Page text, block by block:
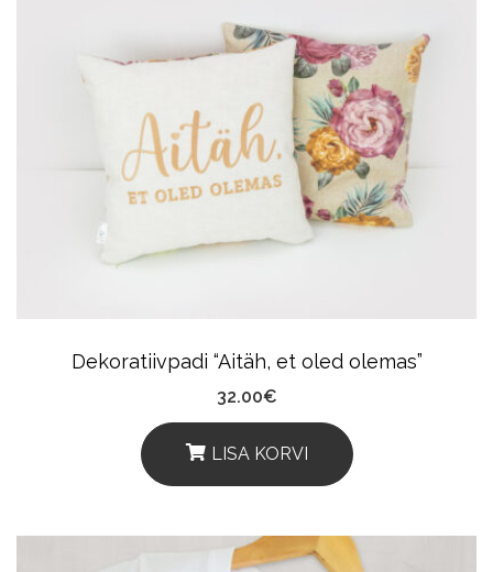
Multiple
Variants.
The
Options
May
Chosen
Product
Dekoratiivpadi “Aitäh, et oled olemas”
32.00€
LISA KORVI